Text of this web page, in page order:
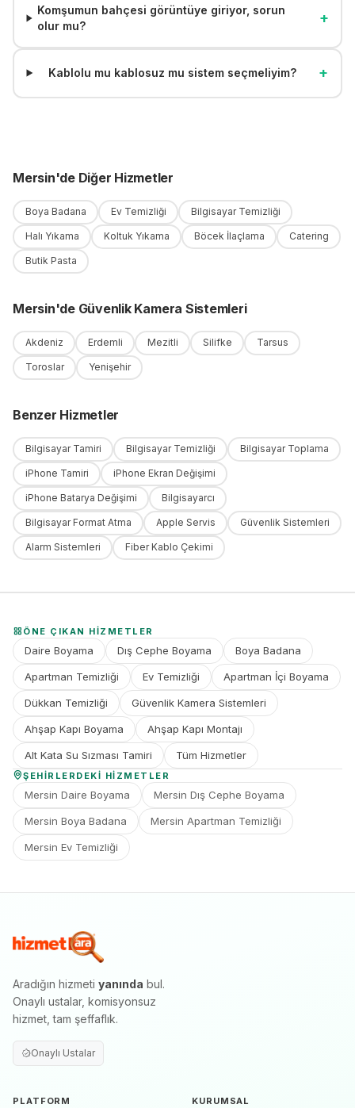
Komşumun bahçesi görüntüye giriyor, sorun
olur mu?
+
Kablolu mu kablosuz mu sistem seçmeliyim? +
Mersin'deDiğer Hizmetler
Boya Badana Ev Temizliği Bilgisayar Temizliği
Halı Yıkama Koltuk Yıkama Böcek İlaçlama Catering
Butik Pasta
Mersin'de Güvenlik Kamera Sistemleri
Akdeniz Erdemli Mezitli Silifke Tarsus
Toroslar Yenişehir
Benzer Hizmetler
Bilgisayar Tamiri Bilgisayar Temizliği Bilgisayar Toplama
iPhone Tamiri iPhone Ekran Değişimi
iPhone Batarya Değişimi Bilgisayarcı
Bilgisayar Format Atma Apple Servis Güvenlik Sistemleri
Alarm Sistemleri Fiber Kablo Çekimi
ÖNE ÇIKAN HIZMETLER
Daire Boyama Dış Cephe Boyama Boya Badana
Apartman Temizliği Ev Temizliği Apartman İçi Boyama
Dükkan Temizliği Güvenlik Kamera Sistemleri
Ahşap Kapı Boyama Ahşap Kapı Montajı
Alt Kata Su Sızması Tamiri Tüm Hizmetler
ŞEHIRLERDEKI HIZMETLER
Mersin Daire Boyama Mersin Dış Cephe Boyama
Mersin Boya Badana Mersin Apartman Temizliği
Mersin Ev Temizliği
Aradığın hizmeti yanında bul.
Onaylı ustalar, komisyonsuz
hizmet, tam şeffaflık.
Onaylı Ustalar
PLATFORM KURUMSAL